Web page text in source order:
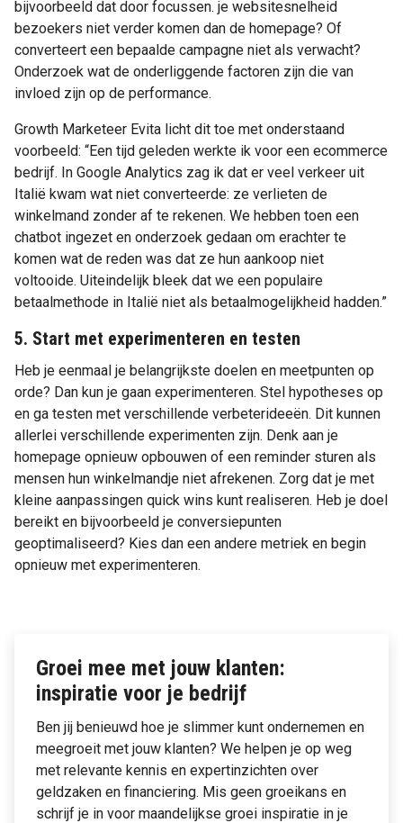
bijvoorbeeld dat door focussen. je websitesnelheid
bezoekers niet verder komen dan de homepage? Of
converteert een bepaalde campagne niet als verwacht?
Onderzoek wat de onderliggende factoren zijn die van
invloed zijn op de performance.
Growth Marketeer Evita licht dit toe met onderstaand
voorbeeld: “Een tijd geleden werkte ik voor een ecommerce
bedrijf. In Google Analytics zag ik dat er veel verkeer uit
Italië kwam wat niet converteerde: ze verlieten de
winkelmand zonder af te rekenen. We hebben toen een
chatbot ingezet en onderzoek gedaan om erachter te
komen wat de reden was dat ze hun aankoop niet
voltooide. Uiteindelijk bleek dat we een populaire
betaalmethode in Italië niet als betaalmogelijkheid hadden.”
5. Start met experimenteren en testen
Heb je eenmaal je belangrijkste doelen en meetpunten op
orde? Dan kun je gaan experimenteren. Stel hypotheses op
en ga testen met verschillende verbeterideeën. Dit kunnen
allerlei verschillende experimenten zijn. Denk aan je
homepage opnieuw opbouwen of een reminder sturen als
mensen hun winkelmandje niet afrekenen. Zorg dat je met
kleine aanpassingen quick wins kunt realiseren. Heb je doel
bereikt en bijvoorbeeld je conversiepunten
geoptimaliseerd? Kies dan een andere metriek en begin
opnieuw met experimenteren.
Groei mee met jouw klanten:
inspiratie voor je bedrijf
Ben jij benieuwd hoe je slimmer kunt ondernemen en
meegroeit met jouw klanten? We helpen je op weg
met relevante kennis en expertinzichten over
geldzaken en financiering. Mis geen groeikans en
schrijf je in voor maandelijkse groei inspiratie in je